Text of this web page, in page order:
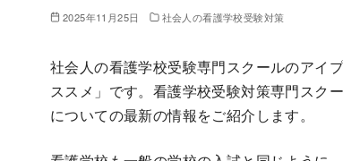
2025年11月25日 社会人の看護学校受験対策
社会人の看護学校受験専門スクールのアイ
ススメ」です。看護学校受験対策専門スク
についての最新の情報をご紹介します。